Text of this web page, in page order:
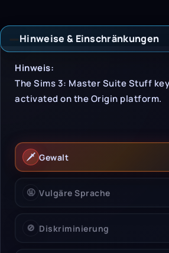
Hinweise & Einschränkungen
Hinweise &
Hinweis:
The Sims 3: Master Suite Stuff
activated on the Origin platform.
🗡️ Gewalt
🤬 Vulgäre Sprache
🚫 Diskriminierung